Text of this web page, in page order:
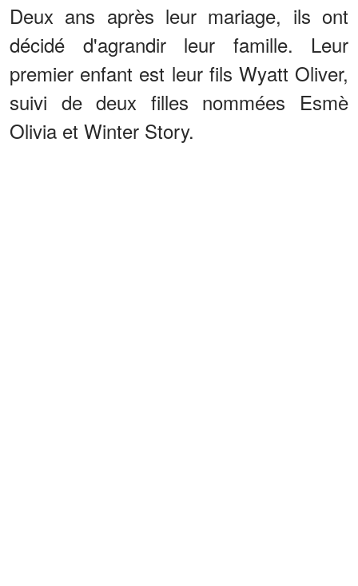
Deux ans après leur mariage, ils ont
décidé d'agrandir leur famille. Leur
premier enfant est leur fils Wyatt Oliver,
suivi de deux filles nommées Esmè
Olivia et Winter Story.